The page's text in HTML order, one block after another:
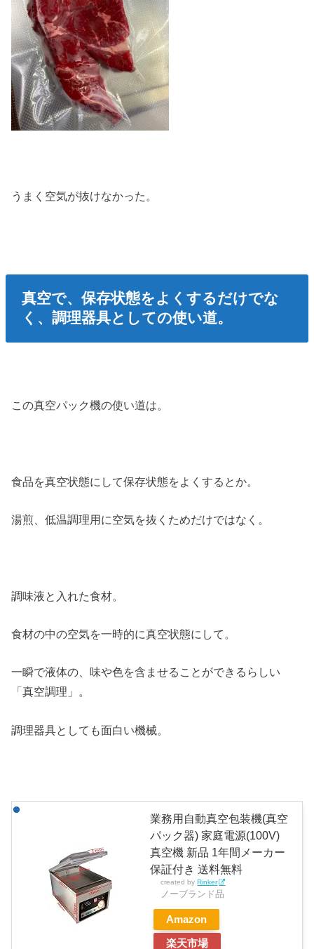
うまく空気が抜けなかった。
真空で、保存状態をよくするだけでな
く、調理器具としての使い道。
この真空パック機の使い道は。
食品を真空状態にして保存状態をよくするとか。
湯煎、低温調理用に空気を抜くためだけではなく。
調味液と入れた食材。
食材の中の空気を一時的に真空状態にして。
一瞬で液体の、味や色を含ませることができるらしい
「真空調理」。
調理器具としても面白い機械。
業務用自動真空包装機(真空
パック器) 家庭電源(100V)
真空機 新品 1年間メーカー
保証付き 送料無料
created byRinker
ノーブランド品
Amazon
楽天市場